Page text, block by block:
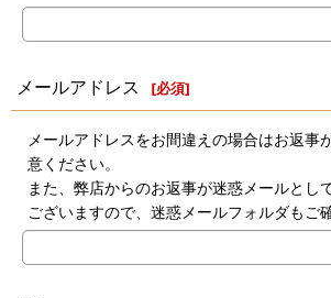
メールアドレス [必須]
メールアドレスをお間違えの場合はお返事
意ください。
また、弊店からのお返事が迷惑メールとし
ございますので、迷惑メールフォルダもご